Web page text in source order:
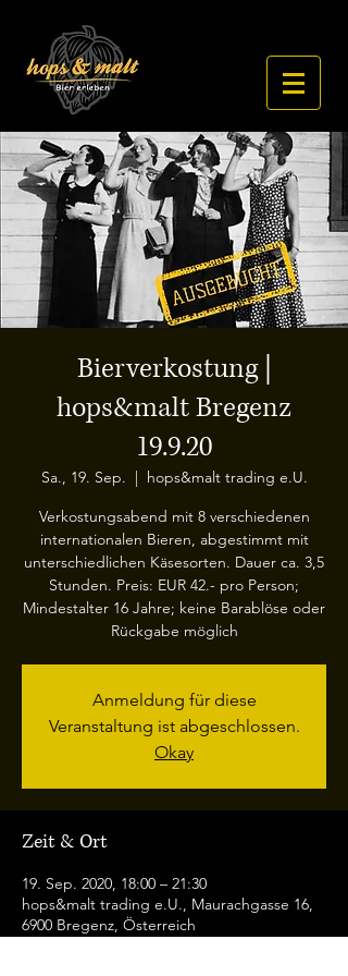
Bierverkostung |
hops&malt Bregenz
19.9.20
Sa., 19. Sep.
  |
hops&malt trading e.U.
Verkostungsabend mit 8 verschiedenen
internationalen Bieren, abgestimmt mit
unterschiedlichen Käsesorten. Dauer ca. 3,5
Stunden. Preis: EUR 42.- pro Person;
Mindestalter 16 Jahre; keine Barablöse oder
Rückgabe möglich
Anmeldung für diese
Veranstaltung ist abgeschlossen.
Okay
Zeit & Ort
19. Sep. 2020, 18:00 – 21:30
hops&malt trading e.U., Maurachgasse 16,
6900 Bregenz, Österreich